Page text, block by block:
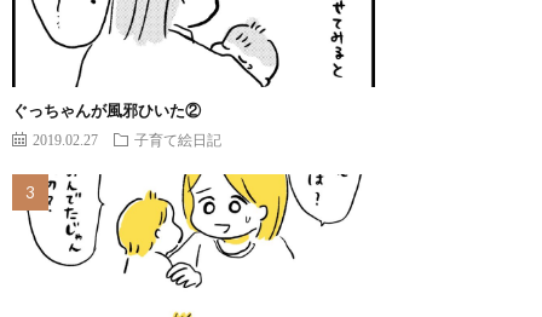
ぐっちゃんが風邪ひいた②
2019.02.27 子育て絵日記